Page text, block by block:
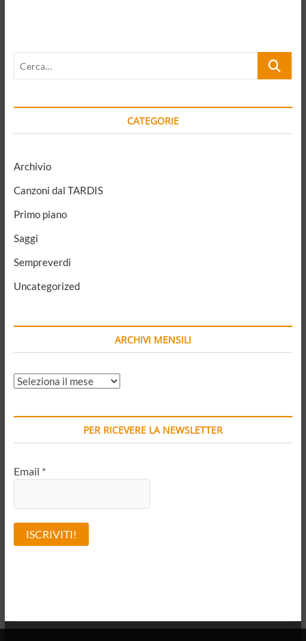
comunità
Cerca…
CATEGORIE
Archivio
Canzoni dal TARDIS
Primo piano
Saggi
Sempreverdi
Uncategorized
ARCHIVI MENSILI
ARCHIVI
PER RICEVERE LA NEWSLETTER
Email *
r